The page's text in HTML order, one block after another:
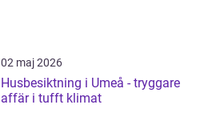
02 maj 2026
Husbesiktning i Umeå - tryggare
affär i tufft klimat